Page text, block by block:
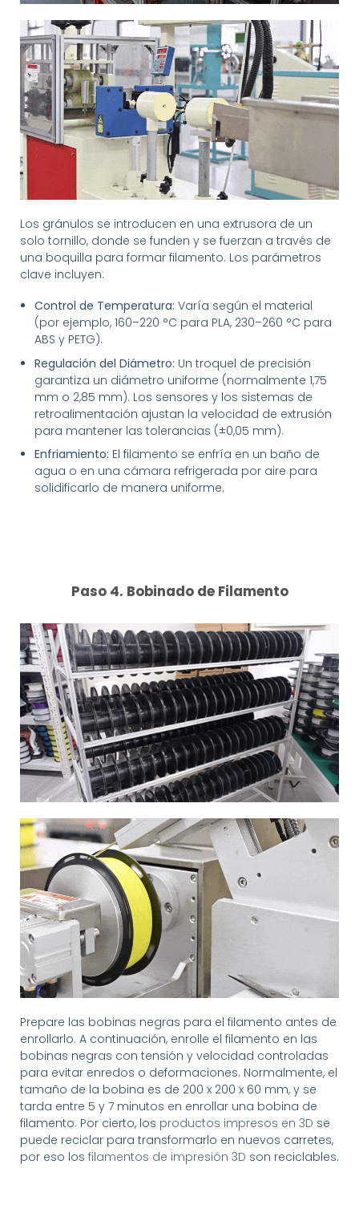
Los gránulos se introducen en una extrusora de un
solo tornillo, donde se funden y se fuerzan a través de
una boquilla para formar filamento. Los parámetros
clave incluyen:
Control de Temperatura:Varía según el material
(por ejemplo, 160–220 °C para PLA, 230–260 °C para
ABS y PETG).
Regulación del Diámetro: Un troquel de precisión
garantiza un diámetro uniforme (normalmente 1,75
mm o 2,85 mm). Los sensores y los sistemas de
retroalimentación ajustan la velocidad de extrusión
para mantener las tolerancias (±0,05 mm).
Enfriamiento: El filamento se enfría en un baño de
agua o en una cámara refrigerada por aire para
solidificarlo de manera uniforme.
Paso 4. Bobinado de Filamento
Prepare las bobinas negras para el filamento antes de
enrollarlo. A continuación, enrolle el filamento en las
bobinas negras con tensión y velocidad controladas
para evitar enredos o deformaciones. Normalmente, el
tamaño de la bobina es de 200 x 200 x 60 mm, y se
tarda entre 5 y 7 minutos en enrollar una bobina de
filamento. Por cierto, los productos impresos en 3D se
puede reciclar para transformarlo en nuevos carretes,
por eso los filamentos de impresión 3D son reciclables.